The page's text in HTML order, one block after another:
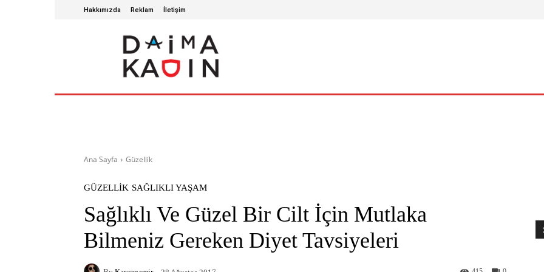
Hakkımızda Reklam İletişim
Ana Sayfa Güzellik
GÜZELLIK SAĞLIKLI YAŞAM
Sağlıklı Ve Güzel Bir Cilt İçin Mutlaka
Bilmeniz Gereken Diyet Tavsiyeleri